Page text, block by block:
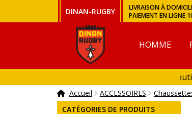
navigation
contenu
DINAN-RUGBY
LIVRAISON À
PAIEMENT EN LIGNE
HOMME
Ouverture de la
Boutique fermée en
Accueil ACCESSOIRES
CATÉGORIES DE PRODUITS